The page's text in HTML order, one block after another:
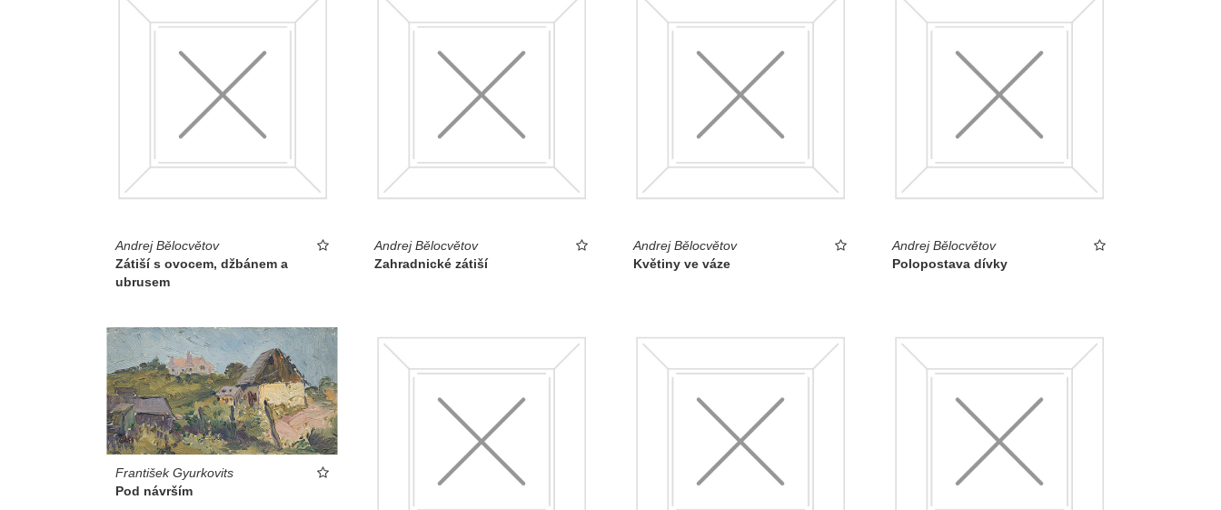
Andrej Bělocvětov
Zátiší s ovocem, džbánem a
ubrusem
Andrej Bělocvětov
Zahradnické zátiší
Andrej Bělocvětov
Květiny ve váze
Andrej Bělocvětov
Polopostava dívky
František Gyurkovits
Pod návrším